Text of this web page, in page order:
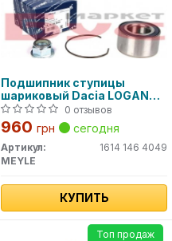
Подшипник ступицы
шариковый Dacia LOGAN
16-14 146 4049 MEYLE
0 отзывов
960 грн сегодня
Артикул:
1614 146 4049
MEYLE
КУПИТЬ
Топ продаж